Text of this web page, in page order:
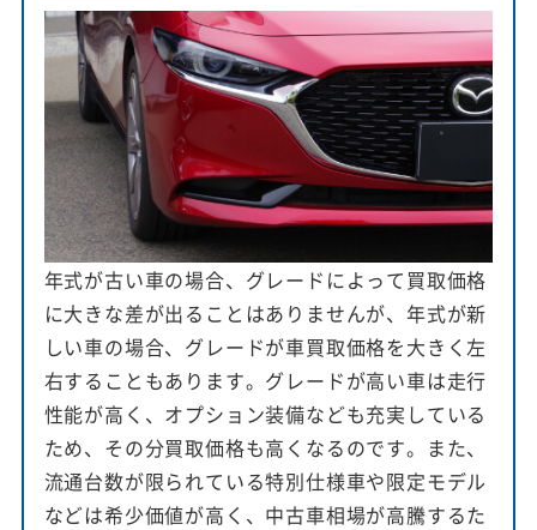
年式が古い車の場合、グレードによって買取価格
に大きな差が出ることはありませんが、年式が新
しい車の場合、グレードが車買取価格を大きく左
右することもあります。グレードが高い車は走行
性能が高く、オプション装備なども充実している
ため、その分買取価格も高くなるのです。また、
流通台数が限られている特別仕様車や限定モデル
などは希少価値が高く、中古車相場が高騰するた